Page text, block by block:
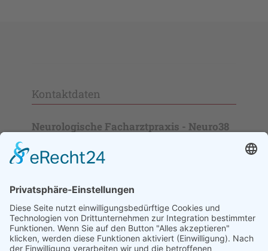
Kontaktdaten
Neurologische Facharztpraxis - Neuro38
Hellmann
10629Berlin
Deutschland
Telefon030 884 36 36
Telefax030 884 36 37